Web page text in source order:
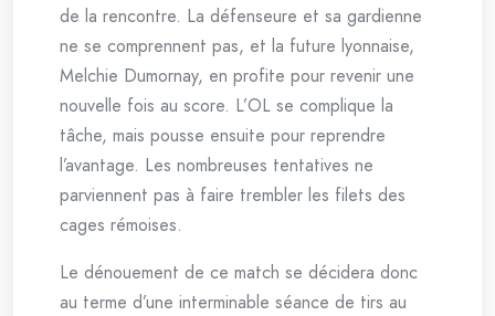
de la rencontre. La défenseure et sa gardienne
ne se comprennent pas, et la future lyonnaise,
Melchie Dumornay, en profite pour revenir une
nouvelle fois au score. L’OL se complique la
tâche, mais pousse ensuite pour reprendre
l’avantage. Les nombreuses tentatives ne
parviennent pas à faire trembler les filets des
cages rémoises.
Le dénouement de ce match se décidera donc
au terme d’une interminable séance de tirs au